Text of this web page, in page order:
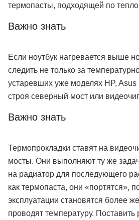
термопасты, подходящей по
Важно знать
Если ноутбук нагревается выше
следить не только за
устаревших уже моделях HP,
строя северный мост или
Важно знать
Термопрокладки ставят на
мосты. Они выполняют ту же
на радиатор для последующего
как термопаста, они «портятся»,
эксплуатации становятся более
проводят температуру.